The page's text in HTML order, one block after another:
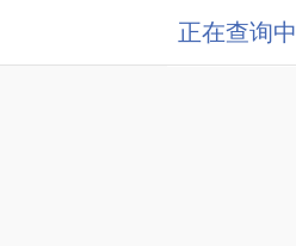
正在查询中